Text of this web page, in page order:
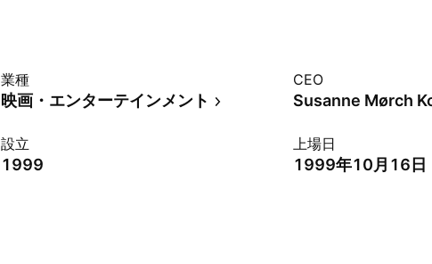
業種
映画・エンターテインメント
CEO
Susanne Mørch
設立
1999
上場日
1999年10月16日